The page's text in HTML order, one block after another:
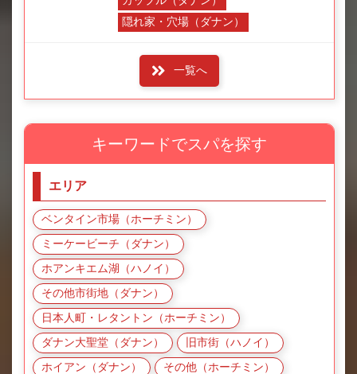
隠れ家・穴場（ダナン）
一覧へ
キーワードでスパを探す
エリア
ベンタイン市場（ホーチミン）
ミーケービーチ（ダナン）
ホアンキエム湖（ハノイ）
その他市街地（ダナン）
日本人町・レタントン（ホーチミン）
ダナン大聖堂（ダナン） 旧市街（ハノイ）
ホイアン（ダナン） その他（ホーチミン）